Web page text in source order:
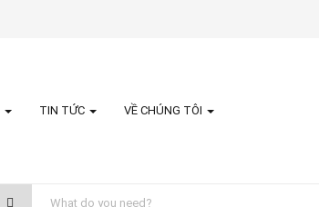
TIN TỨC VỀ CHÚNG TÔI